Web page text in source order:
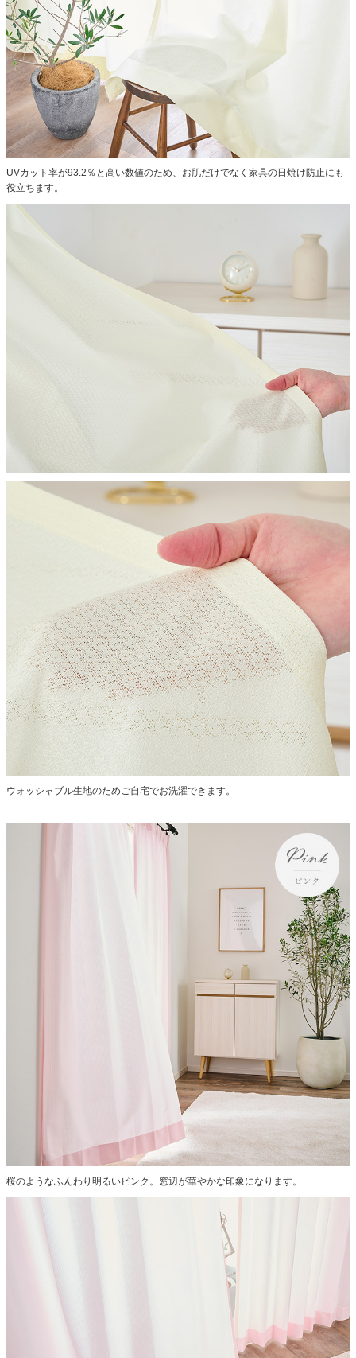
UVカット率が93.2％と高い数値のため、お肌だけでなく家具の日焼け防止にも
役立ちます。
ウォッシャブル生地のためご自宅でお洗濯できます。
桜のようなふんわり明るいピンク。窓辺が華やかな印象になります。